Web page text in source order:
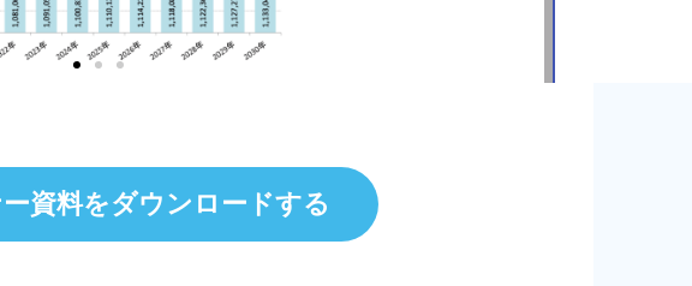
資料をダウンロードする